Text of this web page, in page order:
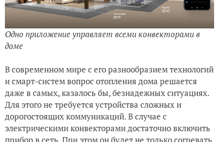
Одно приложение управляет всеми конвекторами в
доме
В современном мире с его разнообразием технологий
и смарт-систем вопрос отопления дома решается
даже в самых, казалось бы, безнадежных ситуациях.
Для этого не требуется устройства сложных и
дорогостоящих коммуникаций. В случае с
электрическими конвекторами достаточно включить